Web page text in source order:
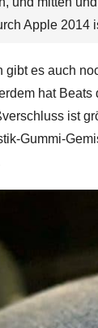
Apple 2014
gibt es auch
hat
ist
Gummi-